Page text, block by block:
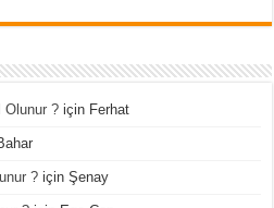
Olunur ? için Ferhat
? içinŞenay